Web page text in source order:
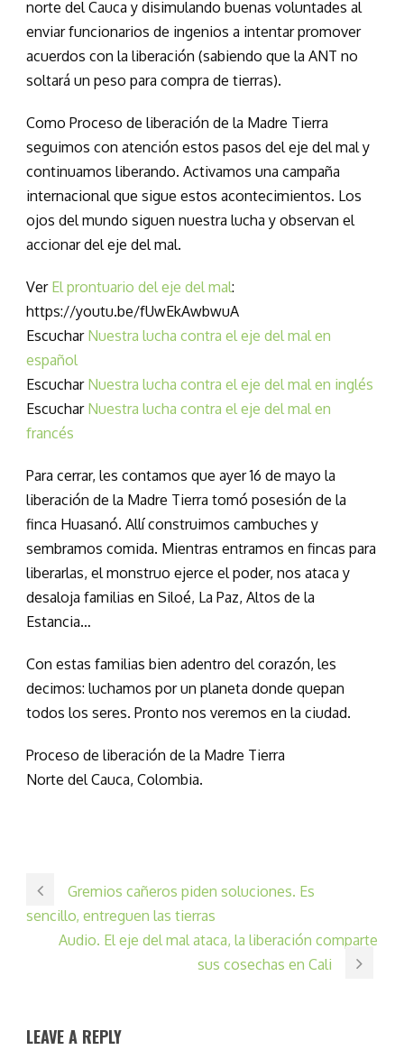
norte del Cauca y disimulando buenas voluntades al
enviar funcionarios de ingenios a intentar promover
acuerdos con la liberación (sabiendo que la ANT no
soltará un peso para compra de tierras).
Como Proceso de liberación de la Madre Tierra
seguimos con atención estos pasos del eje del mal y
continuamos liberando. Activamos una campaña
internacional que sigue estos acontecimientos. Los
ojos del mundo siguen nuestra lucha y observan el
accionar del eje del mal.
Ver El prontuario del eje del mal:
https://youtu.be/fUwEkAwbwuA
Escuchar Nuestra lucha contra el eje del mal en
español
Escuchar Nuestra lucha contra el eje del mal en inglés
Escuchar Nuestra lucha contra el eje del mal en
francés
Para cerrar, les contamos que ayer 16 de mayo la
liberación de la Madre Tierra tomó posesión de la
finca Huasanó. Allí construimos cambuches y
sembramos comida. Mientras entramos en fincas para
liberarlas, el monstruo ejerce el poder, nos ataca y
desaloja familias en Siloé, La Paz, Altos de la
Estancia…
Con estas familias bien adentro del corazón, les
decimos: luchamos por un planeta donde quepan
todos los seres. Pronto nos veremos en la ciudad.
Proceso de liberación de la Madre Tierra
Norte del Cauca, Colombia.
Gremios cañeros piden soluciones. Es
sencillo, entreguen las tierras
Audio. El eje del mal ataca, la liberación comparte
sus cosechas en Cali
LEAVE A REPLY